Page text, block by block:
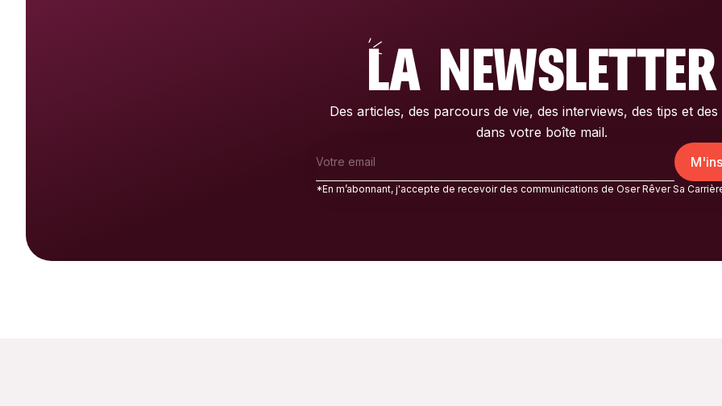
LA NEWSLETTER
Des articles, des parcours de vie, des interviews, des tips et des
dans votre boîte mail.
*En m’abonnant, j'accepte de recevoir des communications de Oser Rêver Sa